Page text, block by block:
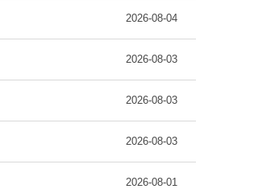
2026-08-04
2026-08-03
2026-08-03
2026-08-03
2026-08-01